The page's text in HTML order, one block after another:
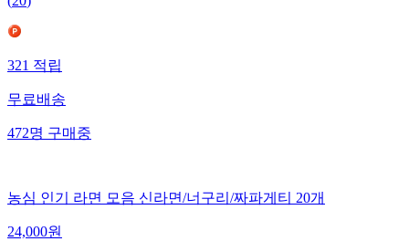
(20)
321적립
무료배송
472명구매중
농심 인기 라면 모음 신라면/너구리/짜파게티 20개
24,000원